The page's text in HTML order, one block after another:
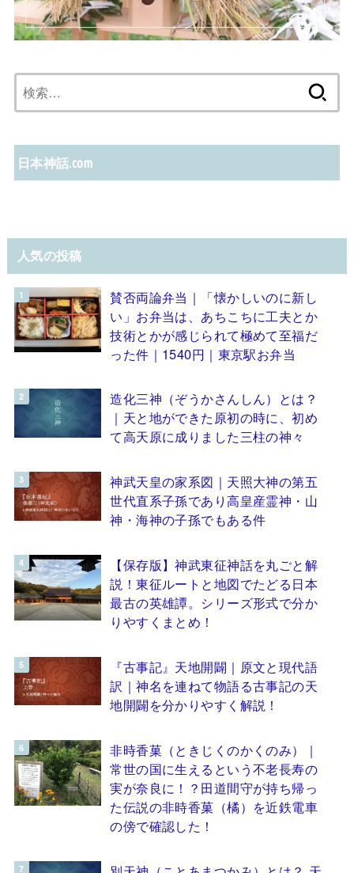
索:
日本神話.com
人気の投稿
賛否両論弁当｜「懐かしいのに新し
い」お弁当は、あちこちに工夫とか
技術とかが感じられて極めて至福だ
った件｜1540円｜東京駅お弁当
造化三神（ぞうかさんしん）とは？
｜天と地ができた原初の時に、初め
て高天原に成りました三柱の神々
神武天皇の家系図｜天照大神の第五
世代直系子孫であり高皇産霊神・山
神・海神の子孫でもある件
【保存版】神武東征神話を丸ごと解
説！東征ルートと地図でたどる日本
最古の英雄譚。シリーズ形式で分か
りやすくまとめ！
『古事記』天地開闢｜原文と現代語
訳｜神名を連ねて物語る古事記の天
地開闢を分かりやすく解説！
非時香菓（ときじくのかくのみ）｜
常世の国に生えるという不老長寿の
実が奈良に！？田道間守が持ち帰っ
た伝説の非時香菓（橘）を近鉄電車
の傍で確認した！